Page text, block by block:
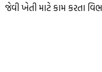
જેવી ખેતી માટે કામ કરતા